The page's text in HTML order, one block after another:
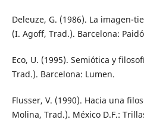
Deleuze, G. (1986). La imagen-
(I. Agoff, Trad.). Barcelona:
Eco, U. (1995). Semiótica y
Trad.). Barcelona: Lumen.
Flusser, V. (1990). Hacia una
Molina, Trad.). México D.F.: